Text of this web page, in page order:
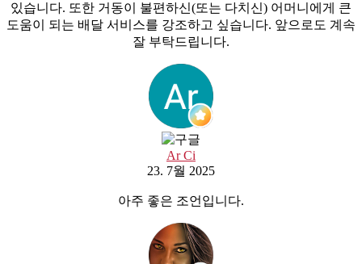
있습니다. 또한 거동이 불편하신(또는 다치신) 어머니에게 큰
도움이 되는 배달 서비스를 강조하고 싶습니다. 앞으로도 계속
잘 부탁드립니다.
Ar Ci
23. 7월 2025
아주 좋은 조언입니다.